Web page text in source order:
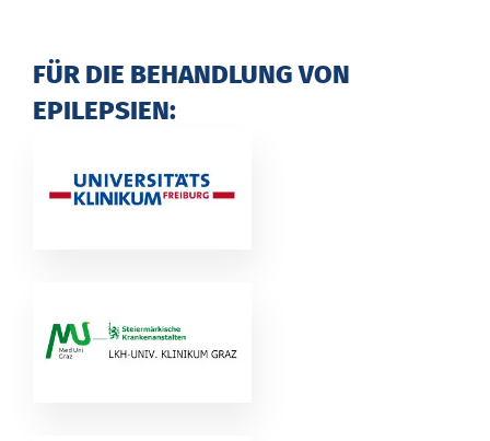
FÜR DIE BEHANDLUNG VON
EPILEPSIEN: